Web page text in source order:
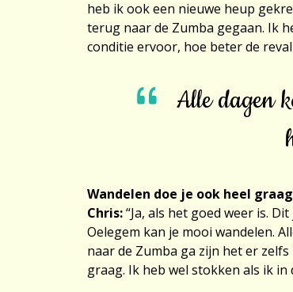
heb ik ook een nieuwe heup
terug naar de Zumba gegaan. Ik
conditie ervoor, hoe beter de
Alle dagen
Wandelen doe je ook heel
Chris:“Ja, als het goed weer is.
Oelegem kan je mooi wandelen.
naar de Zumba ga zijn het er zelfs
graag. Ik heb wel stokken als ik in